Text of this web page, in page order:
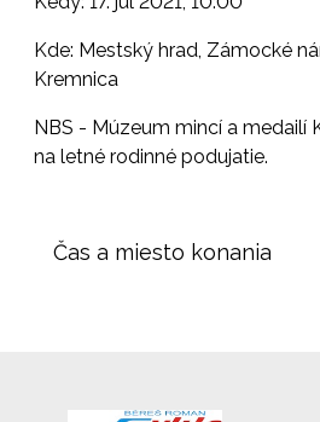
Kde: Mestský hrad, Zámocké
Kremnica
NBS - Múzeum mincí a medailí
na letné rodinné podujatie.
Čas a miesto konania